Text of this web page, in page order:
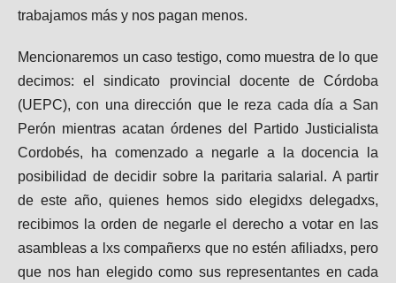
trabajamos más y nos pagan menos.
Mencionaremos un caso testigo, como muestra de lo que
decimos: el sindicato provincial docente de Córdoba
(UEPC), con una dirección que le reza cada día a San
Perón mientras acatan órdenes del Partido Justicialista
Cordobés, ha comenzado a negarle a la docencia la
posibilidad de decidir sobre la paritaria salarial. A partir
de este año, quienes hemos sido elegidxs delegadxs,
recibimos la orden de negarle el derecho a votar en las
asambleas a lxs compañerxs que no estén afiliadxs, pero
que nos han elegido como sus representantes en cada